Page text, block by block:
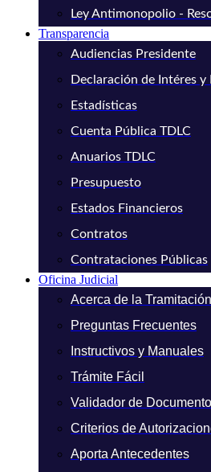
Ley Antimonopolio -
Transparencia
Audiencias Presidente
Declaración de Intéres
Estadísticas
Cuenta Pública TDLC
Anuarios TDLC
Presupuesto
Estados Financieros
Contratos
Contrataciones Públicas
Oficina Judicial
Acerca de la Tramitación
Preguntas Frecuentes
Instructivos y Manuales
Trámite Fácil
Validador de
Criterios de
Aporta Antecedentes